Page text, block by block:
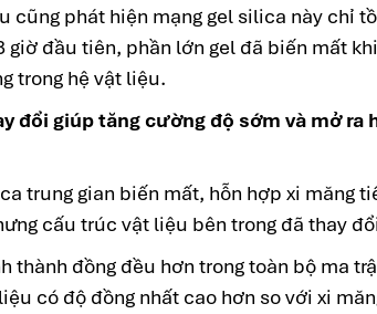
cũng phát hiện mạng gel silica này chỉ
giờ đầu tiên, phần lớn gel đã biến mất
trong hệ vật liệu.
đổi giúp tăng cường độ sớm và mở ra
trung gian biến mất, hỗn hợp xi măng
cấu trúc vật liệu bên trong đã thay
thành đồng đều hơn trong toàn bộ ma
có độ đồng nhất cao hơn so với xi